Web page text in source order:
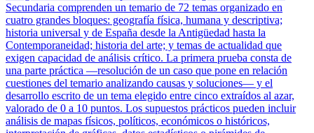
Secundaria comprenden un temario de 72 temas organizado en
cuatro grandes bloques: geografía física, humana y descriptiva;
historia universal y de España desde la Antigüedad hasta la
Contemporaneidad; historia del arte; y temas de actualidad que
exigen capacidad de análisis crítico. La primera prueba consta de
una parte práctica —resolución de un caso que pone en relación
cuestiones del temario analizando causas y soluciones— y el
desarrollo escrito de un tema elegido entre cinco extraídos al azar,
valorado de 0 a 10 puntos. Los supuestos prácticos pueden incluir
análisis de mapas físicos, políticos, económicos o históricos,